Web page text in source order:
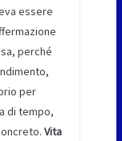
essere
perché
per
di tempo,
Vita